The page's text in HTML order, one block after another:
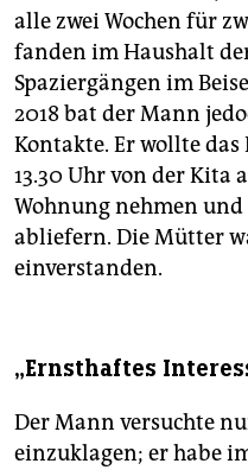
alle zwei Wochen für
fanden im Haushalt
Spaziergängen im
2018 bat der Mann
Kontakte. Er wollte
13.30 Uhr von der Kita
Wohnung nehmen
abliefern. Die Mütter
einverstanden.
„Ernsthaftes
Der Mann versuchte
einzuklagen; er habe